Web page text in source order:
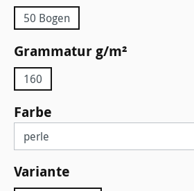
50 Bogen
Grammatur g/m²
160
Farbe
Variante